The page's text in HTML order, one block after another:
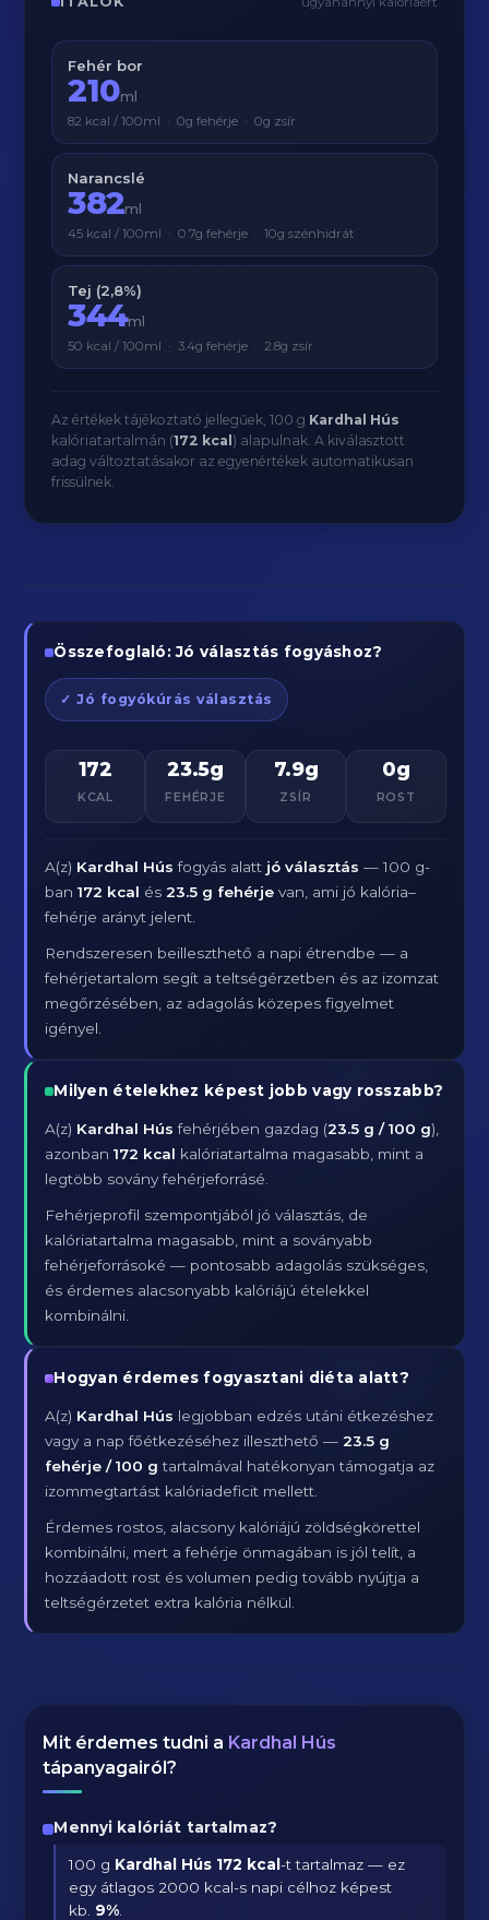
Fehér bor
210ml
82 kcal / 100ml · 0g fehérje · 0g zsír
Narancslé
382ml
45 kcal / 100ml · 0.7g fehérje · 10g szénhidrát
Tej (2,8%)
344ml
50 kcal / 100ml · 3.4g fehérje · 2.8g zsír
Az értékek tájékoztató jellegűek, 100 g Kardhal Hús
kalóriatartalmán (172 kcal ) alapulnak. A kiválasztott
adag változtatásakor az egyenértékek automatikusan
frissülnek.
Összefoglaló: Jó választás fogyáshoz?
✓ Jó fogyókúrás választás
172
KCAL
23.5g
FEHÉRJE
7.9g
ZSÍR
0g
ROST
A(z) Kardhal Hús fogyás alatt jó választás — 100 g-
ban172 kcal és23.5 g fehérje van, ami jó kalória–
fehérje arányt jelent.
Rendszeresen beilleszthető a napi étrendbe — a
fehérjetartalom segít a teltségérzetben és az izomzat
megőrzésében, az adagolás közepes figyelmet
igényel.
Milyen ételekhez képest jobb vagy rosszabb?
A(z) Kardhal Hús fehérjében gazdag (23.5 g / 100 g),
azonban172 kcal kalóriatartalma magasabb, mint a
legtöbb sovány fehérjeforrásé.
Fehérjeprofil szempontjából jó választás, de
kalóriatartalma magasabb, mint a soványabb
fehérjeforrásoké — pontosabb adagolás szükséges,
és érdemes alacsonyabb kalóriájú ételekkel
kombinálni.
Hogyan érdemes fogyasztani diéta alatt?
A(z) Kardhal Hús legjobban edzés utáni étkezéshez
vagy a nap főétkezéséhez illeszthető —23.5 g
fehérje / 100 g tartalmával hatékonyan támogatja az
izommegtartást kalóriadeficit mellett.
Érdemes rostos, alacsony kalóriájú zöldségkörettel
kombinálni, mert a fehérje önmagában is jól telít, a
hozzáadott rost és volumen pedig tovább nyújtja a
teltségérzetet extra kalória nélkül.
Mit érdemes tudni a Kardhal Hús
tápanyagairól?
Mennyi kalóriát tartalmaz?
100 g Kardhal Hús 172 kcal-t tartalmaz — ez
egy átlagos 2000 kcal-s napi célhoz képest
kb. 9%